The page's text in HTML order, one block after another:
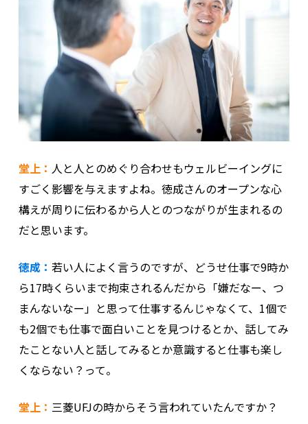
堂上： 人と人とのめぐり合わせもウェルビーイングに
すごく影響を与えますよね。徳成さんのオープンな心
構えが周りに伝わるから人とのつながりが生まれるの
だと思います。
徳成： 若い人によく言うのですが、どうせ仕事で9時か
ら17時くらいまで拘束されるんだから「嫌だなー、つ
まんないなー」と思って仕事するんじゃなくて、1個で
も2個でも仕事で面白いことを見つけるとか、話してみ
たことない人と話してみるとか意識すると仕事も楽し
くならない？って。
堂上： 三菱UFJの時からそう言われていたんですか？